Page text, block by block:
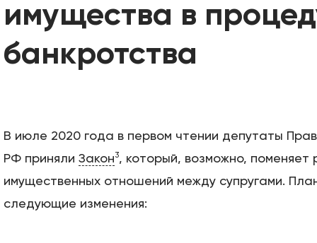
имущества в
банкротства
В июле 2020 года в первом чтении депутаты
РФ приняли Закон 3, который, возможно, поменяет
имущественных отношений между супругами.
следующие изменения: